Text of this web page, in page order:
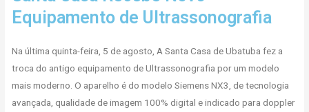
Equipamento de Ultrassonografia
Na última quinta-feira, 5 de agosto, A Santa Casa de Ubatuba fez a
troca do antigo equipamento de Ultrassonografia por um modelo
mais moderno. O aparelho é do modelo Siemens NX3, de tecnologia
avançada, qualidade de imagem 100% digital e indicado para doppler